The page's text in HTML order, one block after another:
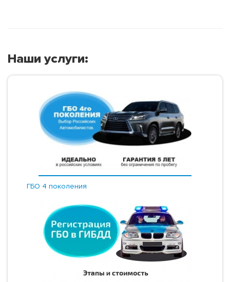
Наши услуги:
ГБО 4 поколения